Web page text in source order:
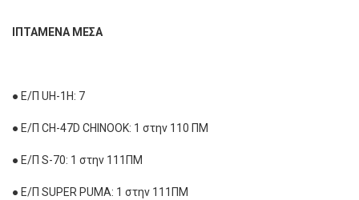
ΙΠΤΑΜΕΝΑ ΜΕΣΑ
● Ε/Π UH-1H: 7
● Ε/Π CH-47D CHINOOK: 1 στην 110 ΠΜ
● Ε/Π S-70: 1 στην 111ΠΜ
● Ε/Π SUPER PUMA: 1 στην 111ΠΜ